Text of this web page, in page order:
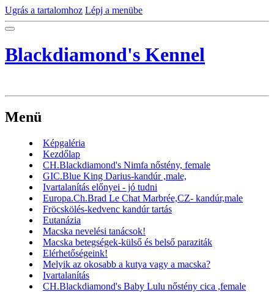
Ugrás a tartalomhoz Lépj a menübe
Blackdiamond's Kennel
Menü
Képgaléria
Kezdőlap
CH.Blackdiamond's Nimfa nőstény, female
GIC.Blue King Darius-kandúr ,male,
Ivartalanítás előnyei - jó tudni
Europa.Ch.Brad Le Chat Marbrée,CZ- kandúr,male
Fröcskölés-kedvenc kandúr tartás
Eutanázia
Macska nevelési tanácsok!
Macska betegségek-külső és belső paraziták
Elérhetőségeink!
Melyik az okosabb a kutya vagy a macska?
Ivartalanítás
CH.Blackdiamond's Baby Lulu nőstény cica ,female